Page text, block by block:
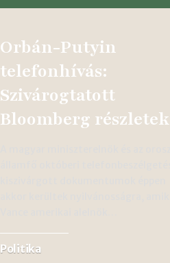
Orbán-Putyin
telefonhívás:
Szivárogtatott
Bloomberg részletek
Politika